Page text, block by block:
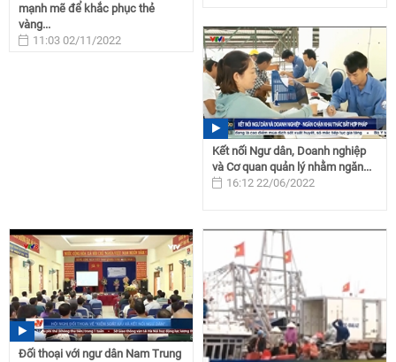
mạnh mẽ để khắc phục thẻ
vàng...
11:03 02/11/2022
Kết nối Ngư dân, Doanh nghiệp
và Cơ quan quản lý nhằm ngăn...
16:12 22/06/2022
Đối thoại với ngư dân Nam Trung